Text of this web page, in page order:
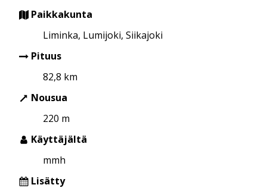
Paikkakunta
Liminka, Lumijoki, Siikajoki
Pituus
82,8 km
Nousua
220 m
Käyttäjältä
mmh
Lisätty